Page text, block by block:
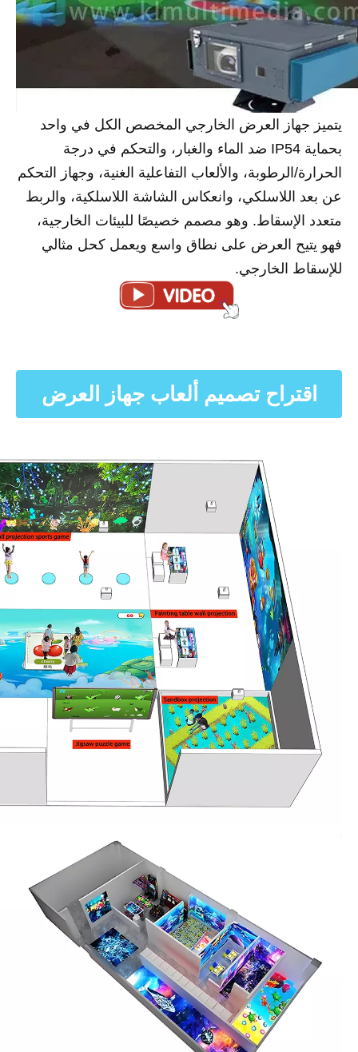
يتميز جهاز العرض الخارجي المخصص الكل في واحد
بحماية IP54 ضد الماء والغبار، والتحكم في درجة
الحرارة/الرطوبة، والألعاب التفاعلية الغنية، وجهاز التحكم
عن بعد اللاسلكي، وانعكاس الشاشة اللاسلكية، والربط
متعدد الإسقاط. وهو مصمم خصيصًا للبيئات الخارجية،
فهو يتيح العرض على نطاق واسع ويعمل كحل مثالي
للإسقاط الخارجي.
اقتراح تصميم ألعاب جهاز العرض